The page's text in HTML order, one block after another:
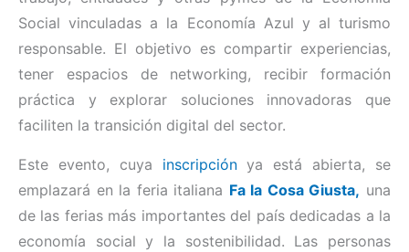
Social vinculadas a la Economía Azul y al turismo
responsable. El objetivo es compartir experiencias,
tener espacios de networking, recibir formación
práctica y explorar soluciones innovadoras que
faciliten la transición digital del sector.
Este evento, cuya inscripciónya está abierta, se
emplazará en la feria italiana Fa la Cosa Giusta, una
de las ferias más importantes del país dedicadas a la
economía social y la sostenibilidad. Las personas